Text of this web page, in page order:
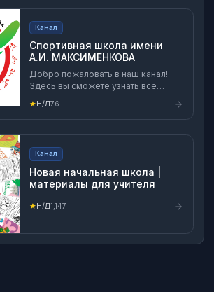
Канал
Спортивная школа имени
А.И. МАКСИМЕНКОВА
Добро пожаловать в наш канал!
Здесь вы сможете узнать все
самое важное о жизни нашей
спортивной школы и спортивной
жизни Починковского
муниципального округа
Смоленской области. ⚽🏆
★Н/Д76
Канал
Новая начальная школа |
материалы для учителя
★Н/Д1,147